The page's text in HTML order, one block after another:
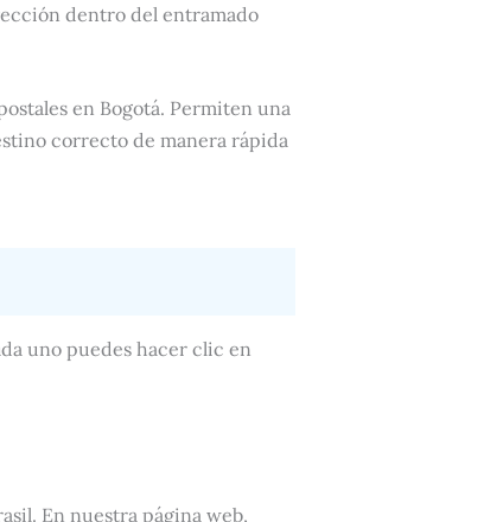
dentro del entramado
en Bogotá. Permiten una
correcto de manera rápida
uno puedes hacer clic en
En nuestra página web,